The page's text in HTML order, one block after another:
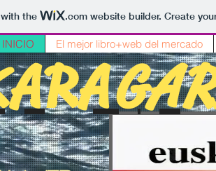
the .comwebsite builder. Create
INICIO El mejor libro+web del mercado